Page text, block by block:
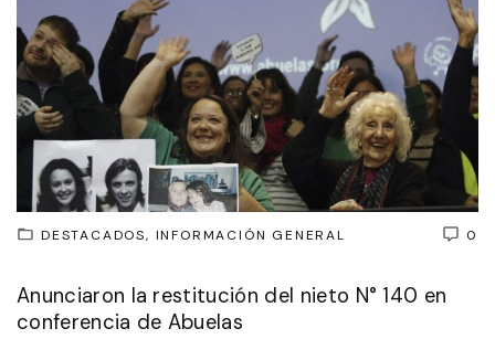
0
DESTACADOS INFORMACIÓN GENERAL
Anunciaron la restitución del nieto N° 140 en
conferencia de Abuelas